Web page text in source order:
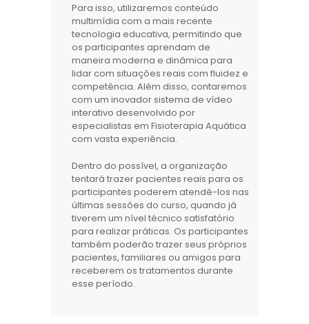
Para isso, utilizaremos conteúdo
multimídia com a mais recente
tecnologia educativa, permitindo que
os participantes aprendam de
maneira moderna e dinâmica para
lidar com situações reais com fluidez e
competência. Além disso, contaremos
com um inovador sistema de vídeo
interativo desenvolvido por
especialistas em Fisioterapia Aquática
com vasta experiência.
Dentro do possível, a organização
tentará trazer pacientes reais para os
participantes poderem atendê-los nas
últimas sessões do curso, quando já
tiverem um nível técnico satisfatório
para realizar práticas. Os participantes
também poderão trazer seus próprios
pacientes, familiares ou amigos para
receberem os tratamentos durante
esse período.